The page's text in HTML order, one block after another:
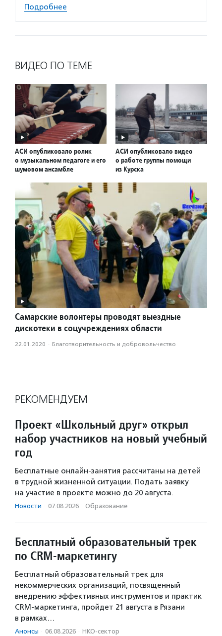
Подробнее
ВИДЕО ПО ТЕМЕ
АСИ опубликовало ролик
о музыкальном педагоге и его
шумовом ансамбле
АСИ опубликовало видео
о работе группы помощи
из Курска
Самарские волонтеры проводят выездные
дискотеки в соцучреждениях области
22.01.2020 · Благотвори­тель­ность и доброволь­чест­во
РЕКОМЕНДУЕМ
Проект «Школьный друг» открыл
набор участников на новый учебный
год
Бесплатные онлайн-занятия рассчитаны на детей
в трудной жизненной ситуации. Подать заявку
на участие в проекте можно до 20 августа.
Новости · 07.08.2026 · Образование
Бесплатный образовательный трек
по CRM-маркетингу
Бесплатный образовательный трек для
некоммерческих организаций, посвященный
внедрению эффективных инструментов и практик
CRM-маркетинга, пройдет 21 августа в Рязани
в рамках…
Анонсы · 06.08.2026 · НКО-сектор